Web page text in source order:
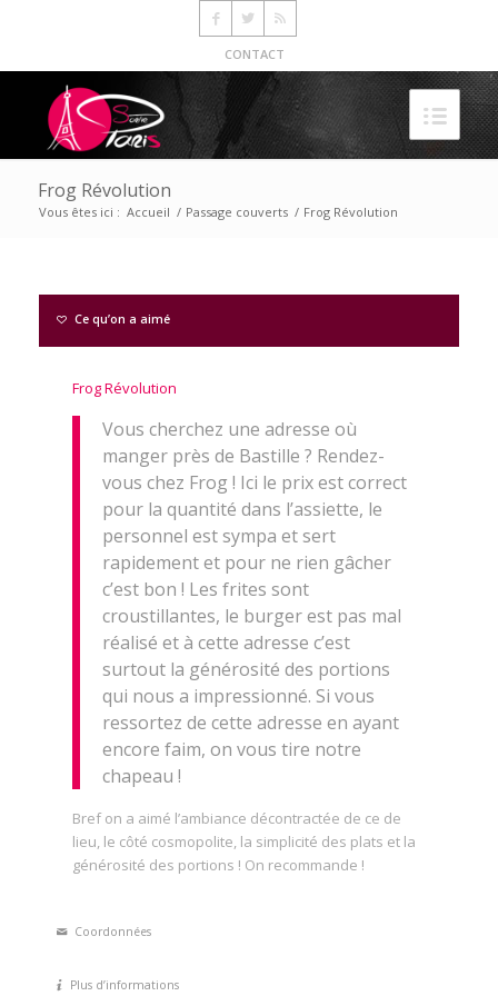
CONTACT
Frog Révolution
Vous êtes ici : Accueil / Passage couverts / Frog Révolution
Ce qu’on a aimé
Frog Révolution
Vous cherchez une adresse où
manger près de Bastille ? Rendez-
vous chez Frog ! Ici le prix est correct
pour la quantité dans l’assiette, le
personnel est sympa et sert
rapidement et pour ne rien gâcher
c’est bon ! Les frites sont
croustillantes, le burger est pas mal
réalisé et à cette adresse c’est
surtout la générosité des portions
qui nous a impressionné. Si vous
ressortez de cette adresse en ayant
encore faim, on vous tire notre
chapeau !
Bref on a aimé l’ambiance décontractée de ce de
lieu, le côté cosmopolite, la simplicité des plats et la
générosité des portions ! On recommande !
Coordonnées
Plus d’informations